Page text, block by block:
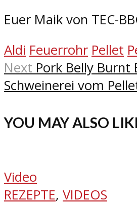
Euer Maik von TEC-
Aldi Feuerrohr Pellet
Next Pork Belly Burnt
Schweinerei vom
YOU MAY ALSO
Video
REZEPTE, VIDEOS